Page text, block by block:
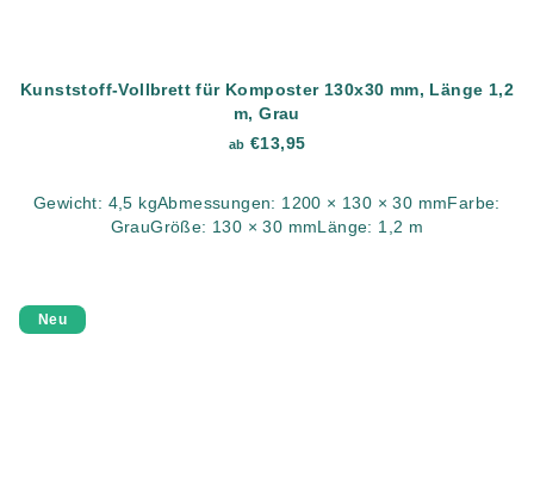
Kunststoff-Vollbrett für Komposter 130x30 mm, Länge 1,2
m, Grau
ab €13,95
Gewicht: 4,5 kgAbmessungen: 1200 × 130 × 30 mmFarbe:
GrauGröße: 130 × 30 mmLänge: 1,2 m
Neu